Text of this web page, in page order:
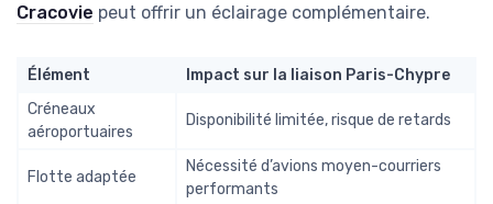
Cracovie peut offrir un éclairage complémentaire.
Élément
Impact sur la liaison Paris-Chypre
Créneaux
aéroportuaires
Disponibilité limitée, risque de retards
Flotte adaptée
Nécessité d’avions moyen-courriers
performants